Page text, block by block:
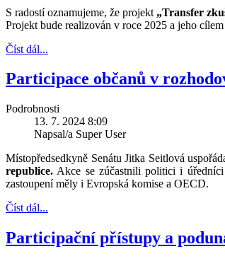
S radostí oznamujeme, že projekt „Transfer
Projekt bude realizován v roce 2025 a jeho
Číst dál...
Participace občanů v
Podrobnosti
13. 7. 2024 8:09
Napsal/a Super User
Místopředsedkyně Senátu Jitka Seitlová
republice. Akce se zúčastnili politici i úředníci
zastoupení měly i Evropská komise a OECD.
Číst dál...
Participační přístupy a